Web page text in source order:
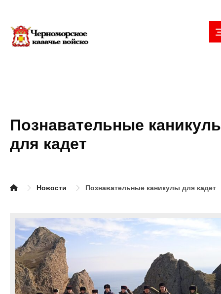
Познавательные
для кадет
Новости Познавательные каникулы для кадет